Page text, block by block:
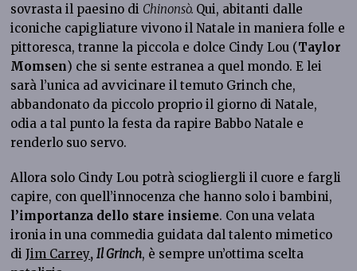
sovrasta il paesino di Chinonsò. Qui, abitanti dalle
iconiche capigliature vivono il Natale in maniera folle e
pittoresca, tranne la piccola e dolce Cindy Lou (Taylor
Momsen) che si sente estranea a quel mondo. E lei
sarà l’unica ad avvicinare il temuto Grinch che,
abbandonato da piccolo proprio il giorno di Natale,
odia a tal punto la festa da rapire Babbo Natale e
renderlo suo servo.
Allora solo Cindy Lou potrà sciogliergli il cuore e fargli
capire, con quell’innocenza che hanno solo i bambini,
l’importanza dello stare insieme. Con una velata
ironia in una commedia guidata dal talento mimetico
diJim Carrey, Il Grinch, è sempre un’ottima scelta